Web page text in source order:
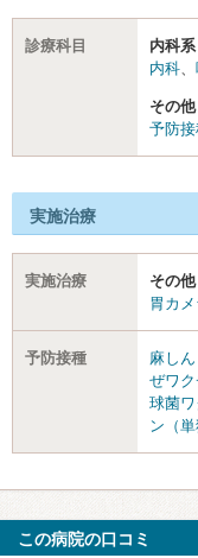
診療科目
内科系
内科、
その他
予防
実施治療
実施治療
その
胃カメ
予防接種 麻し
ぜワ
球菌
ン（単
この病院の口コミ